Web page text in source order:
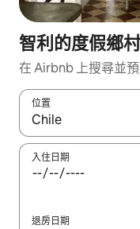
智利的度假鄉
在 Airbnb 上搜尋並
位置
如有搜尋結果，瀏覽
入住日期
退房日期